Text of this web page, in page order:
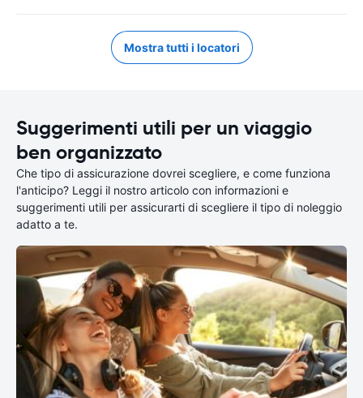
Mostra tutti i locatori
Suggerimenti utili per un viaggio
ben organizzato
Che tipo di assicurazione dovrei scegliere, e come funziona
l'anticipo? Leggi il nostro articolo con informazioni e
suggerimenti utili per assicurarti di scegliere il tipo di noleggio
adatto a te.